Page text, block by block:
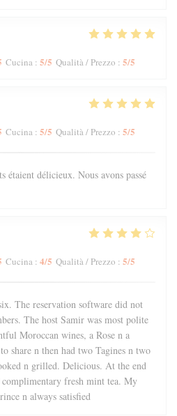
Cucina : 5/5 Qualità / Prezzo : 5/5
Cucina : 5/5 Qualità / Prezzo : 5/5
étaient délicieux. Nous avons passé
Cucina : 4/5 Qualità / Prezzo : 5/5
The reservation software did not
The host Samir was most polite
Moroccan wines, a Rose n a
share n then had two Tagines n two
n grilled. Delicious. At the end
fresh mint tea. My
n always satisfied